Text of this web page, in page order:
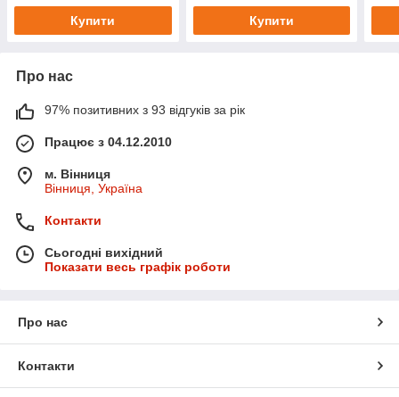
Купити Купити
Про нас
97% позитивних з 93 відгуків за рік
Працює з 04.12.2010
м. Вінниця
Вінниця, Україна
Контакти
Сьогодні вихідний
Показати весь графік роботи
Про нас
Контакти